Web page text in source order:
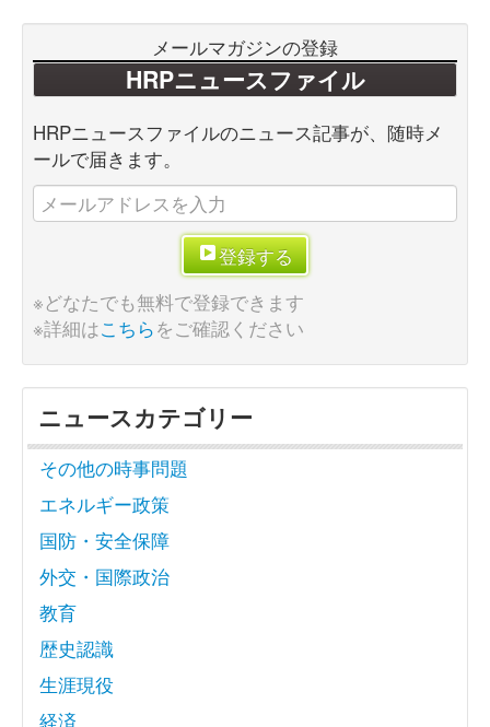
メールマガジンの登録
HRPニュースファイル
HRPニュースファイルのニュース記事が、随時メ
ールで届きます。
登録する
※どなたでも無料で登録できます
※詳細はこちらをご確認ください
ニュースカテゴリー
その他の時事問題
エネルギー政策
国防・安全保障
外交・国際政治
教育
歴史認識
生涯現役
経済